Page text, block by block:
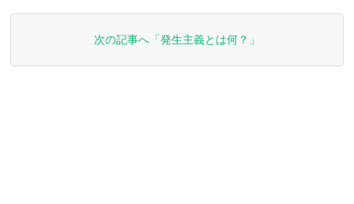
次の記事へ「発生主義とは何？」